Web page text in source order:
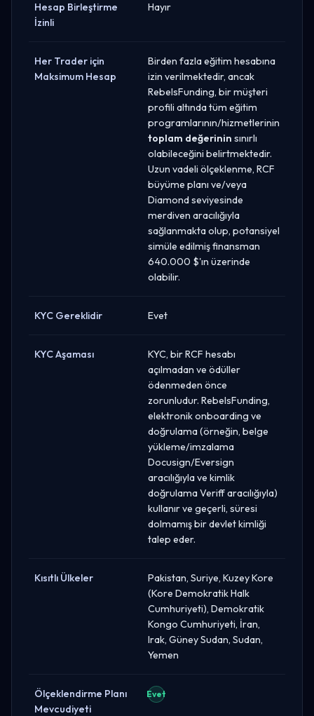
Hesap Birleştirme
İzinli
Hayır
Her Trader için
Maksimum Hesap
Birden fazla eğitim hesabına
izin verilmektedir, ancak
RebelsFunding, bir müşteri
profili altında tüm eğitim
programlarının/hizmetlerinin
toplam değerinin sınırlı
olabileceğini belirtmektedir.
Uzun vadeli ölçeklenme, RCF
büyüme planı ve/veya
Diamond seviyesinde
merdiven aracılığıyla
sağlanmakta olup, potansiyel
simüle edilmiş finansman
640.000 $'ın üzerinde
olabilir.
KYC Gereklidir Evet
KYC Aşaması
KYC, bir RCF hesabı
açılmadan ve ödüller
ödenmeden önce
zorunludur. RebelsFunding,
elektronik onboarding ve
doğrulama (örneğin, belge
yükleme/imzalama
Docusign/Eversign
aracılığıyla ve kimlik
doğrulama Veriff aracılığıyla)
kullanır ve geçerli, süresi
dolmamış bir devlet kimliği
talep eder.
Kısıtlı Ülkeler
Pakistan, Suriye, Kuzey Kore
(Kore Demokratik Halk
Cumhuriyeti), Demokratik
Kongo Cumhuriyeti, İran,
Irak, Güney Sudan, Sudan,
Yemen
Ölçeklendirme Planı
Mevcudiyeti
Evet